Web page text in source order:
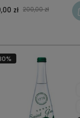
zł 200,00 zł